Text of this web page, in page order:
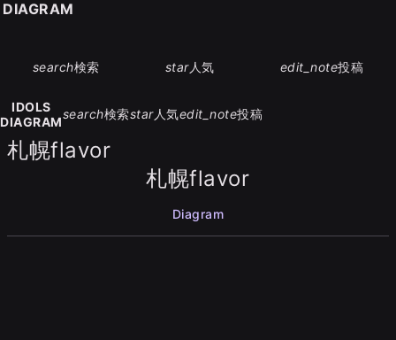
search検索 star人気 edit_note投稿
IDOLS
DIAGRAM
search検索star人気edit_note投稿
札幌flavor
札幌flavor
Diagram